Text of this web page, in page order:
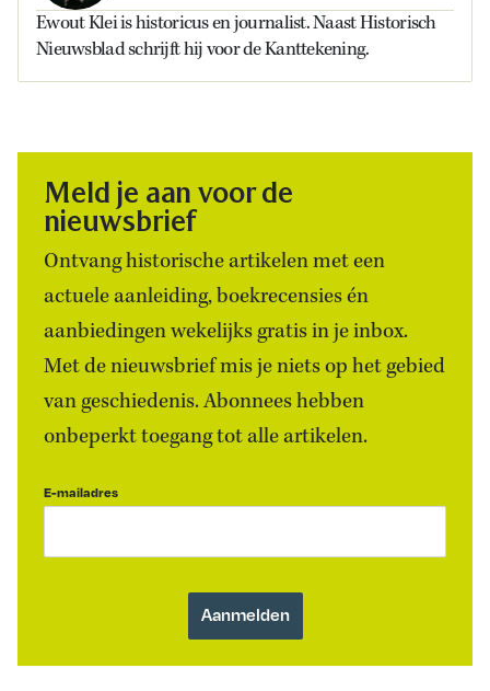
Ewout Klei is historicus en journalist. Naast Historisch
Nieuwsblad schrijft hij voor de Kanttekening.
Meld je aan voor de
nieuwsbrief
Ontvang historische artikelen met een
actuele aanleiding, boekrecensies én
aanbiedingen wekelijks gratis in je inbox.
Met de nieuwsbrief mis je niets op het gebied
van geschiedenis. Abonnees hebben
onbeperkt toegang tot alle artikelen.
E-mailadres